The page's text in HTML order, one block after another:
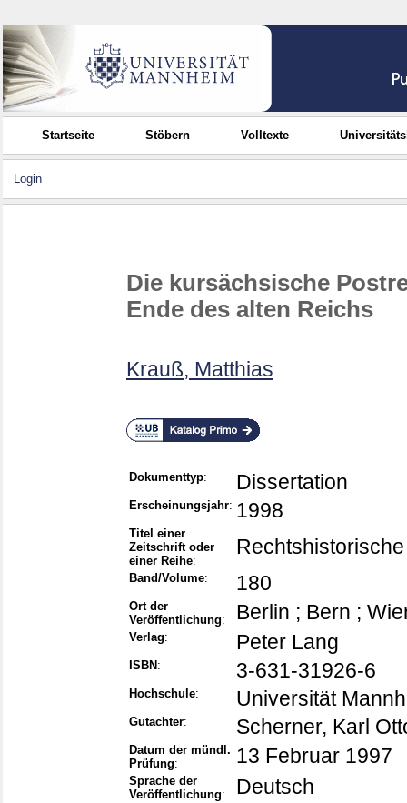
Startseite Stöbern Volltexte
Login
Die kursächsische
Ende des alten Reichs
Krauß, Matthias
Dokumenttyp: Dissertation
Erscheinungsjahr: 1998
Titel einer
Zeitschrift oder
einer Reihe:
Band/Volume: 180
Ort der
Veröffentlichung: Berlin ; Bern ;
Verlag: Peter Lang
ISBN : 3-631-31926-6
Hochschule: Universität
Gutachter: Scherner, Karl
Datum der mündl.
Prüfung: 13 Februar 1997
Sprache der
Veröffentlichung: Deutsch